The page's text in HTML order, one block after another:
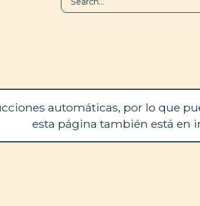
automáticas, por lo que
esta página también está en